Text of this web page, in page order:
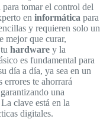
tomar el control del
en informática para
y requieren solo un
mejor que curar,
hardware y la
es fundamental para
día a día, ya sea en un
te ahorrará
una
clave está en la
digitales.